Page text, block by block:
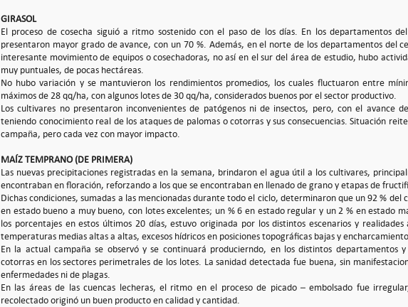
GIRASOL
El proceso de cosecha siguió a ritmo sostenido con el paso de los días. En los departamentos
presentaron mayor grado de avance, con un 70 %. Además, en el norte de los departamentos del
interesante movimiento de equipos o cosechadoras, no así en el sur del área de estudio, hubo
muy puntuales, de pocas hectáreas.
No hubo variación y se mantuvieron los rendimientos promedios, los cuales fluctuaron entre
máximos de 28 qq/ha, con algunos lotes de 30 qq/ha, considerados buenos por el sector productivo.
Los cultivares no presentaron inconvenientes de patógenos ni de insectos, pero, con el avance
teniendo conocimiento real de los ataques de palomas o cotorras y sus consecuencias. Situación
campaña, pero cada vez con mayor impacto.
MAÍZ TEMPRANO (DE PRIMERA)
Las nuevas precipitaciones registradas en la semana, brindaron el agua útil a los cultivares,
encontraban en floración, reforzando a los que se encontraban en llenado de grano y etapas de
Dichas condiciones, sumadas a las mencionadas durante todo el ciclo, determinaron que un 92 % del
en estado bueno a muy bueno, con lotes excelentes; un % 6 en estado regular y un 2 % en estado
los porcentajes en estos últimos 20 días, estuvo originada por los distintos escenarios y realidades
temperaturas medias altas a altas, excesos hídricos en posiciones topográficas bajas y
En la actual campaña se observó y se continuará producierndo, en los distintos departamentos
cotorras en los sectores perimetrales de los lotes. La sanidad detectada fue buena, sin
enfermedades ni de plagas.
En las áreas de las cuencas lecheras, el ritmo en el proceso de picado – embolsado fue
recolectado originó un buen producto en calidad y cantidad.